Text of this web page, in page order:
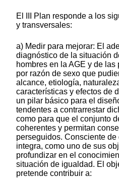
El III Plan responde a los
y transversales:
a) Medir para mejorar: El
diagnóstico de la situación
hombres en la AGE y de
por razón de sexo que
alcance, etiología,
características y efectos de
un pilar básico para el
tendentes a contrarrestar
como para que el conjunto
coherentes y permitan
perseguidos. Consciente
integra, como uno de sus
profundizar en el
situación de igualdad. El
pretende contribuir a: